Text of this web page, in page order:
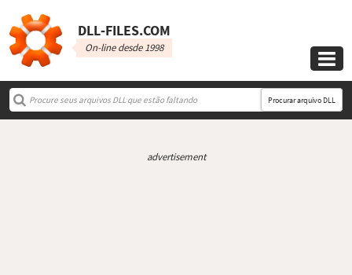
DLL‑FILES.COM
On-line desde 1998

Procurar arquivo DLL
advertisement